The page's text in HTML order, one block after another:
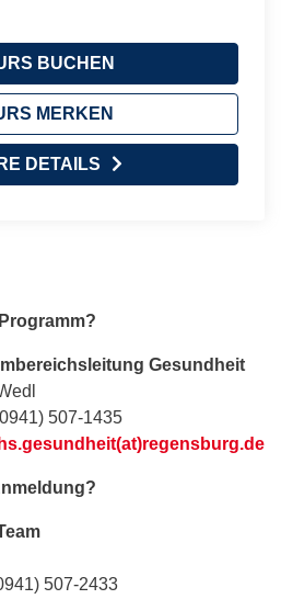
BUCHEN
MERKEN
DETAILS
Gesundheit
507-1435
507-2433